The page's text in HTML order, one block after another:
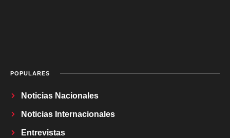
POPULARES
Noticias Nacionales
Noticias Internacionales
Entrevistas